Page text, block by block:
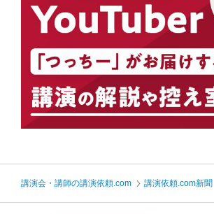
講演会・講師の講演依頼.com 講演依頼.com新聞